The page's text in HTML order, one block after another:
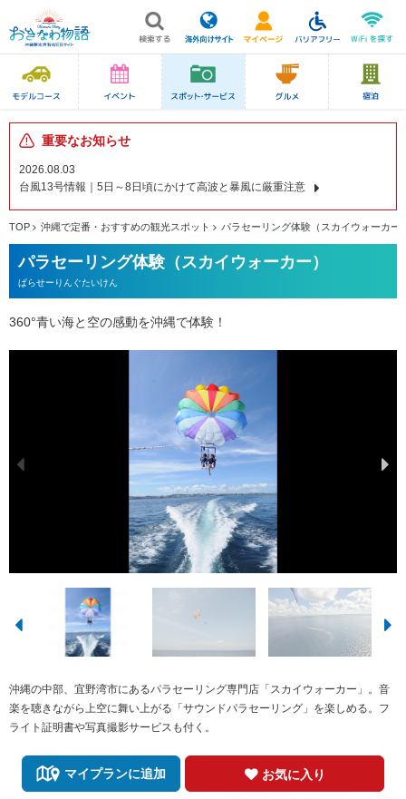
重要なお知らせ
2026.08.03
台風13号情報｜5日～8日頃にかけて高波と暴風に厳重注意
TOP 沖縄で定番・おすすめの観光スポット パラセーリング体験（スカイウォーカー
パラセーリング体験（スカイウォーカー）
ぱらせーりんぐたいけん
360°青い海と空の感動を沖縄で体験！
沖縄の中部、宜野湾市にあるパラセーリング専門店「スカイウォーカー」。音
楽を聴きながら上空に舞い上がる「サウンドパラセーリング」を楽しめる。フ
ライト証明書や写真撮影サービスも付く。
マイプランに追加 お気に入り